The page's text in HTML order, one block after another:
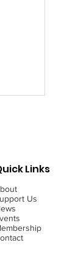
Links
Us